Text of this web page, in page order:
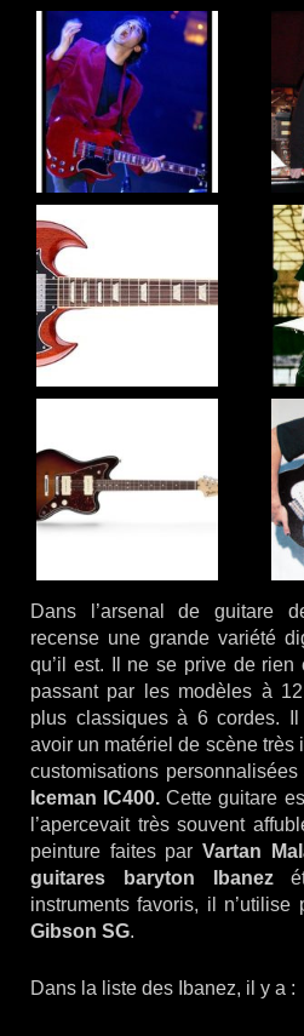
Dans l’arsenal de guitare
recense une grande variété
qu’il est. Il ne se prive de rien
passant par les modèles à
plus classiques à 6 cordes.
avoir un matériel de scène très
customisations personnalisées
Iceman IC400. Cette guitare
l’apercevait très souvent
peinture faites par Vartan
guitares baryton Ibanez
instruments favoris, il
Gibson SG.
Dans la liste des Ibanez, il y a :